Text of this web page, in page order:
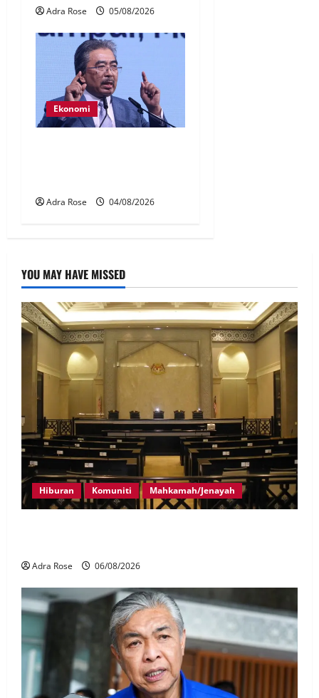
Adra Rose 05/08/2026
Ekonomi
Adra Rose 04/08/2026
YOU MAY HAVE MISSED
Hiburan Komuniti Mahkamah/Jenayah
Adra Rose 06/08/2026